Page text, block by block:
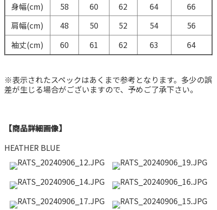
身幅(cm)
58 60 62 64
66
肩幅(cm)
48 50 52 54
56
袖丈(cm)
60 61 62 63 64
※表示されたスペックはあくまで参考となります。多少の誤
差が生じる場合がございますので、予めご了承下さい。
【商品詳細画像】
HEATHER BLUE